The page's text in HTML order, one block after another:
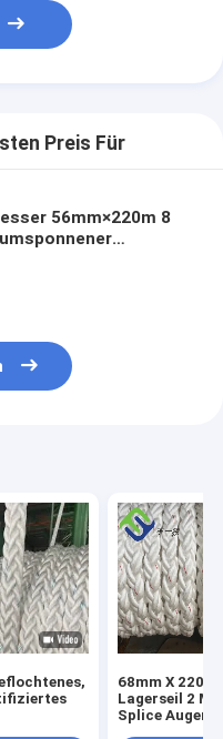
Preis Für
56mm×220m 8
68mm X
Lagerseil 2
Splice Augen